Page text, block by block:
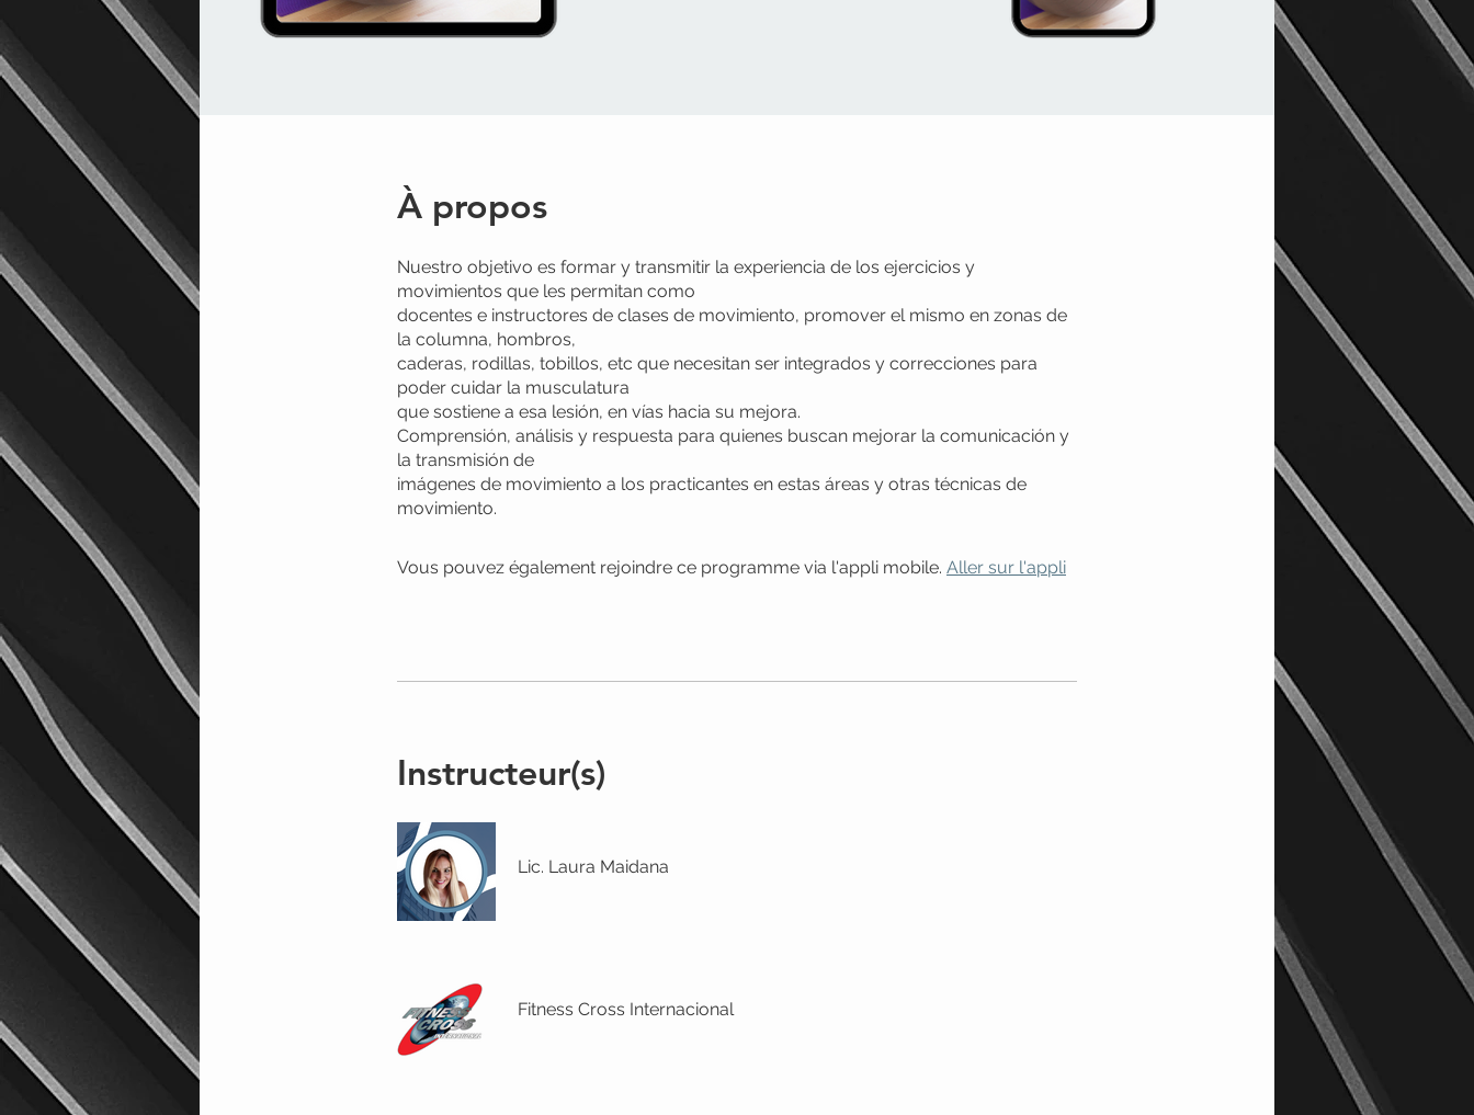
À propos
Nuestro objetivo es formar y transmitir la experiencia de los ejercicios y
movimientos que les permitan como
docentes e instructores de clases de movimiento, promover el mismo en zonas de
la columna, hombros,
caderas, rodillas, tobillos, etc que necesitan ser integrados y correcciones para
poder cuidar la musculatura
que sostiene a esa lesión, en vías hacia su mejora.
Comprensión, análisis y respuesta para quienes buscan mejorar la comunicación y
la transmisión de
imágenes de movimiento a los practicantes en estas áreas y otras técnicas de
movimiento.
Vous pouvez également rejoindre ce programme via l'appli mobile. Aller sur l'appli
Instructeur(s)
Lic. Laura Maidana
Fitness Cross Internacional